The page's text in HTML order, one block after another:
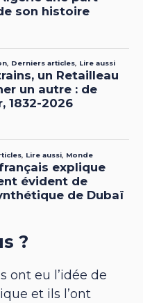
?
ont eu l’idée de
et ils l’ont